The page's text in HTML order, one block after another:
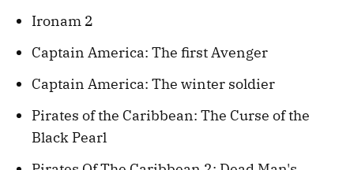
Ironam 2
Captain America: The first Avenger
Captain America: The winter soldier
Pirates of the Caribbean: The Curse of the
Black Pearl